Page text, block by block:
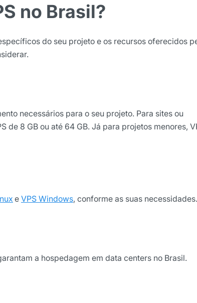
no Brasil?
do seu projeto e os recursos oferecidos
necessários para o seu projeto. Para sites ou
de 8 GB ou até 64 GB. Já para projetos menores,
e VPS Windows, conforme as suas
a hospedagem em data centers no Brasil.